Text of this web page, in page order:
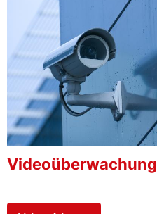
Videoüberwachung